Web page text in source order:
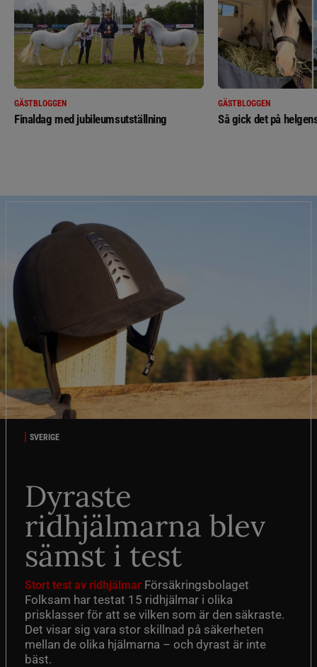
GÄSTBLOGGEN
Finaldag med jubileumsutställning
GÄSTBLOGGEN
Så gick det på
SVERIGE
Dyraste
ridhjälmarna blev
sämst i test
Stort test av ridhjälmar Försäkringsbolaget
Folksam har testat 15 ridhjälmar i olika
prisklasser för att se vilken som är den säkraste.
Det visar sig vara stor skillnad på säkerheten
mellan de olika hjälmarna – och dyrast är inte
bäst.